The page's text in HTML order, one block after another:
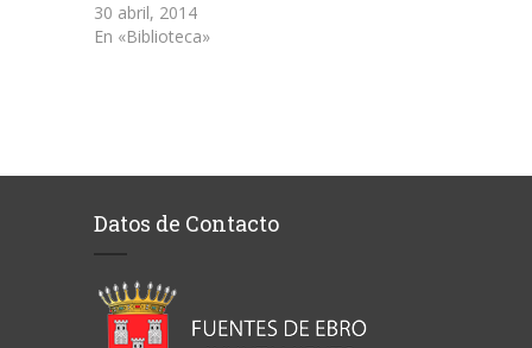
30 abril, 2014
En «Biblioteca»
Datos de Contacto